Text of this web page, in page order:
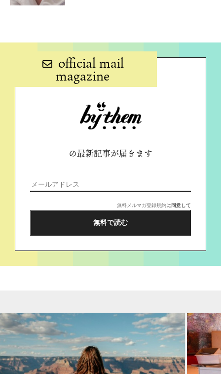
official mail
magazine
の最新記事が届きます
無料メルマガ登録規約に同意して